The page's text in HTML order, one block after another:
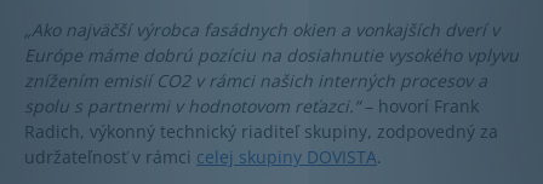
„Ako najväčší výrobca fasádnych okien a vonkajších dverí v
Európe máme dobrú pozíciu na dosiahnutie vysokého vplyvu
znížením emisií CO2 v rámci našich interných procesov a
spolu s partnermi v hodnotovom reťazci.“– hovorí Frank
Radich, výkonný technický riaditeľ skupiny, zodpovedný za
udržateľnosť v rámci celej skupiny DOVISTA.